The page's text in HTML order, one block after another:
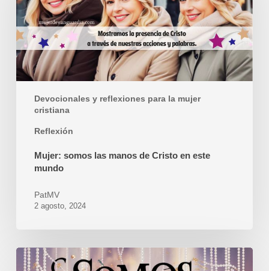
Devocionales y reflexiones para la mujer
cristiana
Reflexión
manos
de
Cristo
en
este
mundo
Mujer: somos las manos de Cristo en este
mundo
PatMV
2 agosto, 2024
Seamos